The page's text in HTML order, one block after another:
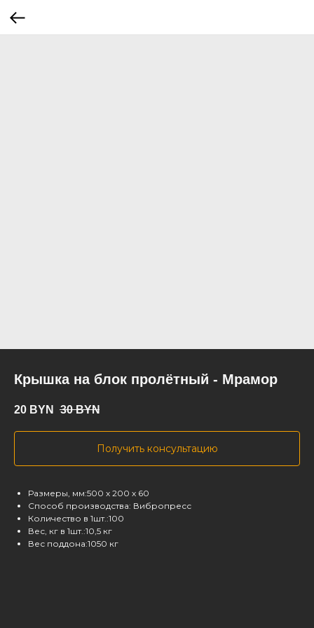
Крышка на блок пролётный - Мрамор
20 BYN 30 BYN
Получить консультацию
Размеры, мм:500 х 200 х 60
Способ производства: Вибропресс
Количество в 1шт.:100
Вес, кг в 1шт.:10,5 кг
Вес поддона:1050 кг